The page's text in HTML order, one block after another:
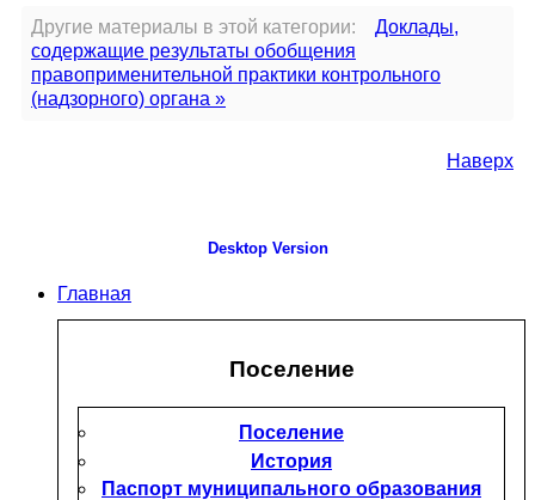
Другие материалы в этой категории:
Доклады,
содержащие результаты обобщения
правоприменительной практики контрольного
(надзорного) органа »
Наверх
Desktop Version
Главная
Поселение
Поселение
История
Паспорт муниципального образования